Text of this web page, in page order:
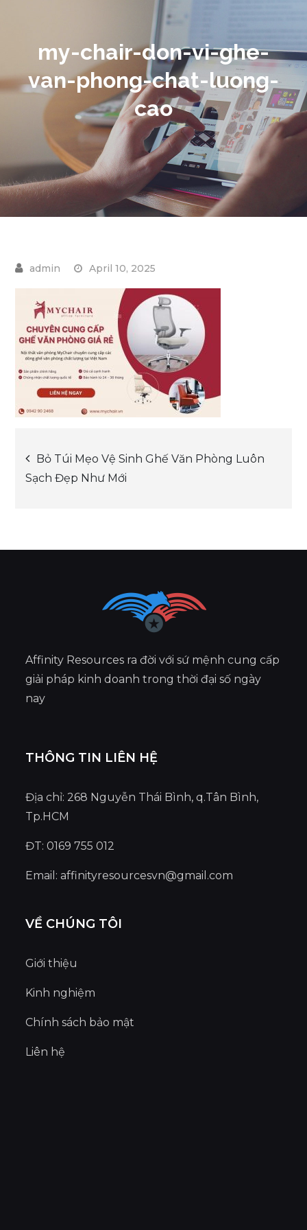
my-chair-don-vi-ghe-
van-phong-chat-luong-
cao
April 10, 2025
Post
Bỏ Túi Mẹo Vệ Sinh Ghế Văn Phòng Luôn
Sạch Đẹp Như Mới
Affinity Resources ra đời với sứ mệnh cung cấp
giải pháp kinh doanh trong thời đại số ngày
nay
THÔNG TIN LIÊN HỆ
Địa chỉ: 268 Nguyễn Thái Bình, q.Tân Bình,
Tp.HCM
ĐT: 0169 755 012
Email:affinityresourcesvn@gmail.com
VỀ CHÚNG TÔI
Giới thiệu
Kinh nghiệm
Chính sách bảo mật
Liên hệ